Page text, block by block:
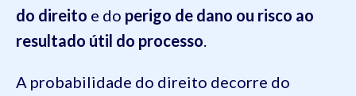
do direito e do perigo de dano ou risco ao
resultado útil do processo.
A probabilidade do direito decorre do